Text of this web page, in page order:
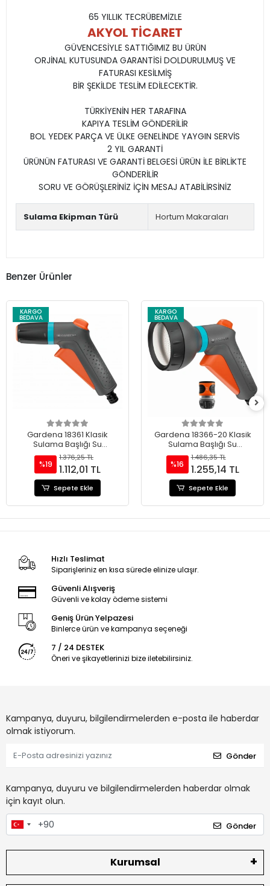
65 YILLIK TECRÜBEMİZLE
AKYOL TİCARET
GÜVENCESİYLE SATTIĞIMIZ BU ÜRÜN
ORJİNAL KUTUSUNDA GARANTİSİ DOLDURULMUŞ VE
FATURASI KESİLMİŞ
BİR ŞEKİLDE TESLİM EDİLECEKTİR.
TÜRKİYENİN HER TARAFINA
KAPIYA TESLİM GÖNDERİLİR
BOL YEDEK PARÇA VE ÜLKE GENELİNDE YAYGIN SERVİS
2 YIL GARANTİ
ÜRÜNÜN FATURASI VE GARANTİ BELGESİ ÜRÜN İLE BİRLİKTE
GÖNDERİLİR
SORU VE GÖRÜŞLERİNİZ İÇİN MESAJ ATABİLİRSİNİZ
Sulama Ekipman Türü Hortum Makaraları
Benzer Ürünler
KARGO
BEDAVA
Gardena 18361 Klasik
Sulama Başlığı Su
Durdurucu Seti
%19
1.376,25 TL
1.112,01 TL
Sepete Ekle
KARGO
BEDAVA
Gardena 18366-20 Klasik
Sulama Başlığı Su
Durdurucu Seti
%16
1.486,35 TL
1.255,14 TL
Sepete Ekle
Hızlı Teslimat
Siparişleriniz en kısa sürede elinize ulaşır.
Güvenli Alışveriş
Güvenli ve kolay ödeme sistemi
Geniş Ürün Yelpazesi
Binlerce ürün ve kampanya seçeneği
7 / 24 DESTEK
Öneri ve şikayetlerinizi bize iletebilirsiniz.
Kampanya, duyuru, bilgilendirmelerden e-posta ile haberdar
olmak istiyorum.
Gönder
Kampanya, duyuru ve bilgilendirmelerden haberdar olmak
için kayıt olun.
Gönder
Kurumsal